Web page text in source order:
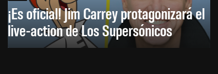
¡Es oficial! Jim Carrey protagonizará el
live-action de Los Supersónicos